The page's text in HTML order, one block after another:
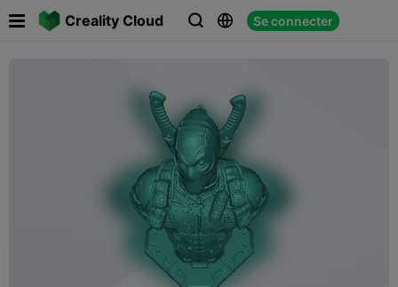
Creality Cloud   Se connecter